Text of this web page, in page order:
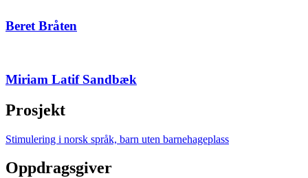
Beret Bråten
Miriam Latif Sandbæk
Prosjekt
Stimulering i norsk språk, barn uten barnehageplass
Oppdragsgiver